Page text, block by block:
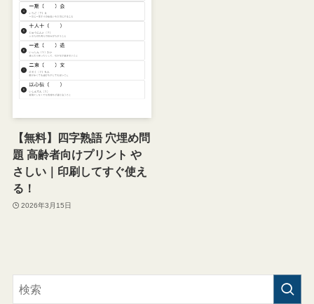
【無料】四字熟語 穴埋め問
題 高齢者向けプリント や
さしい｜印刷してすぐ使え
る！
2026年3月15日